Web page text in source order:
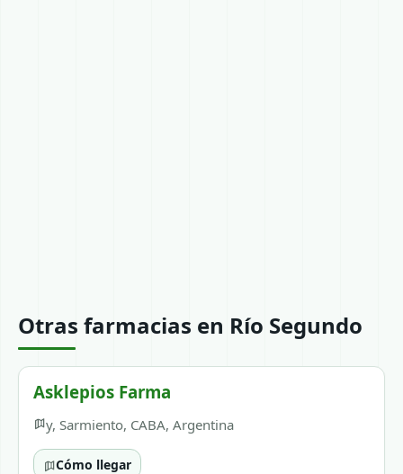
Otras farmacias en Río Segundo
Asklepios Farma
y, Sarmiento, CABA, Argentina
Cómo llegar